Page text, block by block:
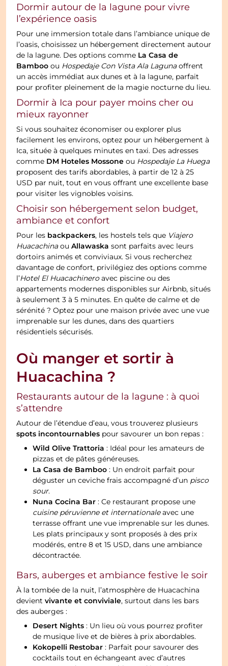
Dormir autour de la lagune pour vivre
l’expérience oasis
Pour une immersion totale dans l’ambiance unique de
l’oasis, choisissez un hébergement directement autour
de la lagune. Des options comme La Casa de
Bamboo ou Hospedaje Con Vista Ala Lagunaoffrent
un accès immédiat aux dunes et à la lagune, parfait
pour profiter pleinement de la magie nocturne du lieu.
Dormir à Ica pour payer moins cher ou
mieux rayonner
Si vous souhaitez économiser ou explorer plus
facilement les environs, optez pour un hébergement à
Ica, située à quelques minutes en taxi. Des adresses
comme DM Hoteles Mossone ou Hospedaje La Huega
proposent des tarifs abordables, à partir de 12 à 25
USD par nuit, tout en vous offrant une excellente base
pour visiter les vignobles voisins.
Choisir son hébergement selon budget,
ambiance et confort
Pour les backpackers, les hostels tels que Viajero
HuacachinaouAllawaska sont parfaits avec leurs
dortoirs animés et conviviaux. Si vous recherchez
davantage de confort, privilégiez des options comme
l’Hotel El Huacachineroavec piscine ou des
appartements modernes disponibles sur Airbnb, situés
à seulement 3 à 5 minutes. En quête de calme et de
sérénité ? Optez pour une maison privée avec une vue
imprenable sur les dunes, dans des quartiers
résidentiels sécurisés.
Où manger et sortir à
Huacachina ?
Restaurants autour de la lagune : à quoi
s’attendre
Autour de l’étendue d’eau, vous trouverez plusieurs
spots incontournables pour savourer un bon repas :
Wild Olive Trattoria : Idéal pour les amateurs de
pizzas et de pâtes généreuses.
La Casa de Bamboo : Un endroit parfait pour
déguster un ceviche frais accompagné d’un pisco
sour.
Nuna Cocina Bar : Ce restaurant propose une
cuisine péruvienne et internationaleavec une
terrasse offrant une vue imprenable sur les dunes.
Les plats principaux y sont proposés à des prix
modérés, entre 8 et 15 USD, dans une ambiance
décontractée.
Bars, auberges et ambiance festive le soir
À la tombée de la nuit, l’atmosphère de Huacachina
devientvivante et conviviale, surtout dans les bars
des auberges :
Desert Nights : Un lieu où vous pourrez profiter
de musique live et de bières à prix abordables.
Kokopelli Restobar : Parfait pour savourer des
cocktails tout en échangeant avec d’autres